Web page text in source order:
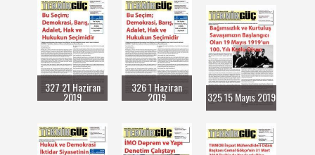
327 21 Haziran
2019
326 1 Haziran
2019 325 15 Mayıs 2019